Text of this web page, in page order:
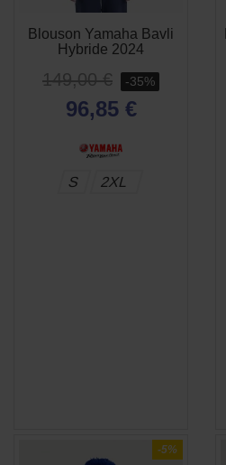
Blouson Yamaha Bavli
Hybride 2024
149,00 € -35%
96,85 €
S 2XL
-5%

APERÇU
RAPIDE